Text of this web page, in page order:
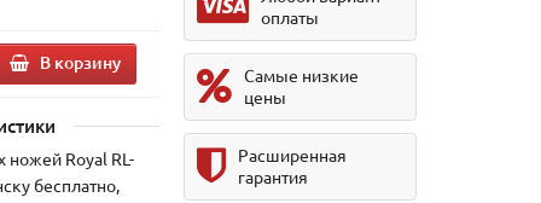
В корзину
ножей Royal RL-
бесплатно,
оплаты
Самые низкие
цены
Расширенная
гарантия